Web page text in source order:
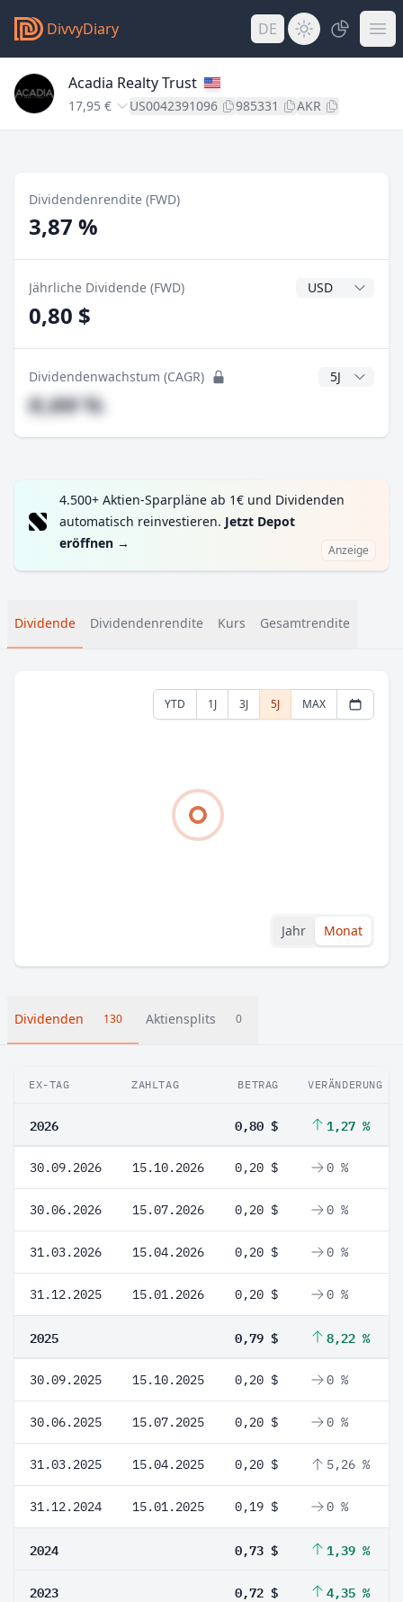
DivvyDiary DE
Acadia Realty Trust
17,95 € US0042391096 985331 AKR
Dividendenrendite (FWD)
3,87 %
Jährliche Dividende (FWD)
0,80 $
Dividendenwachstum (CAGR) CAGR Jahre
#,## %
4.500+ Aktien-Sparpläne ab 1€ und Dividenden
automatisch reinvestieren. Jetzt Depot
eröffnen → Anzeige
Dividende Dividendenrendite Kurs Gesamtrendite
YTD 1J 3J 5J MAX
Jahr Monat
Dividenden 130 Aktiensplits 0
EX-TAG ZAHLTAG BETRAG VERÄNDERUNG
2026 0,80 $ 1,27 %
30.09.2026 15.10.2026 0,20 $ 0 %
30.06.2026 15.07.2026 0,20 $ 0 %
31.03.2026 15.04.2026 0,20 $ 0 %
31.12.2025 15.01.2026 0,20 $ 0 %
2025 0,79 $ 8,22 %
30.09.2025 15.10.2025 0,20 $ 0 %
30.06.2025 15.07.2025 0,20 $ 0 %
31.03.2025 15.04.2025 0,20 $ 5,26 %
31.12.2024 15.01.2025 0,19 $ 0 %
2024 0,73 $ 1,39 %
2023 0,72 $ 4,35 %